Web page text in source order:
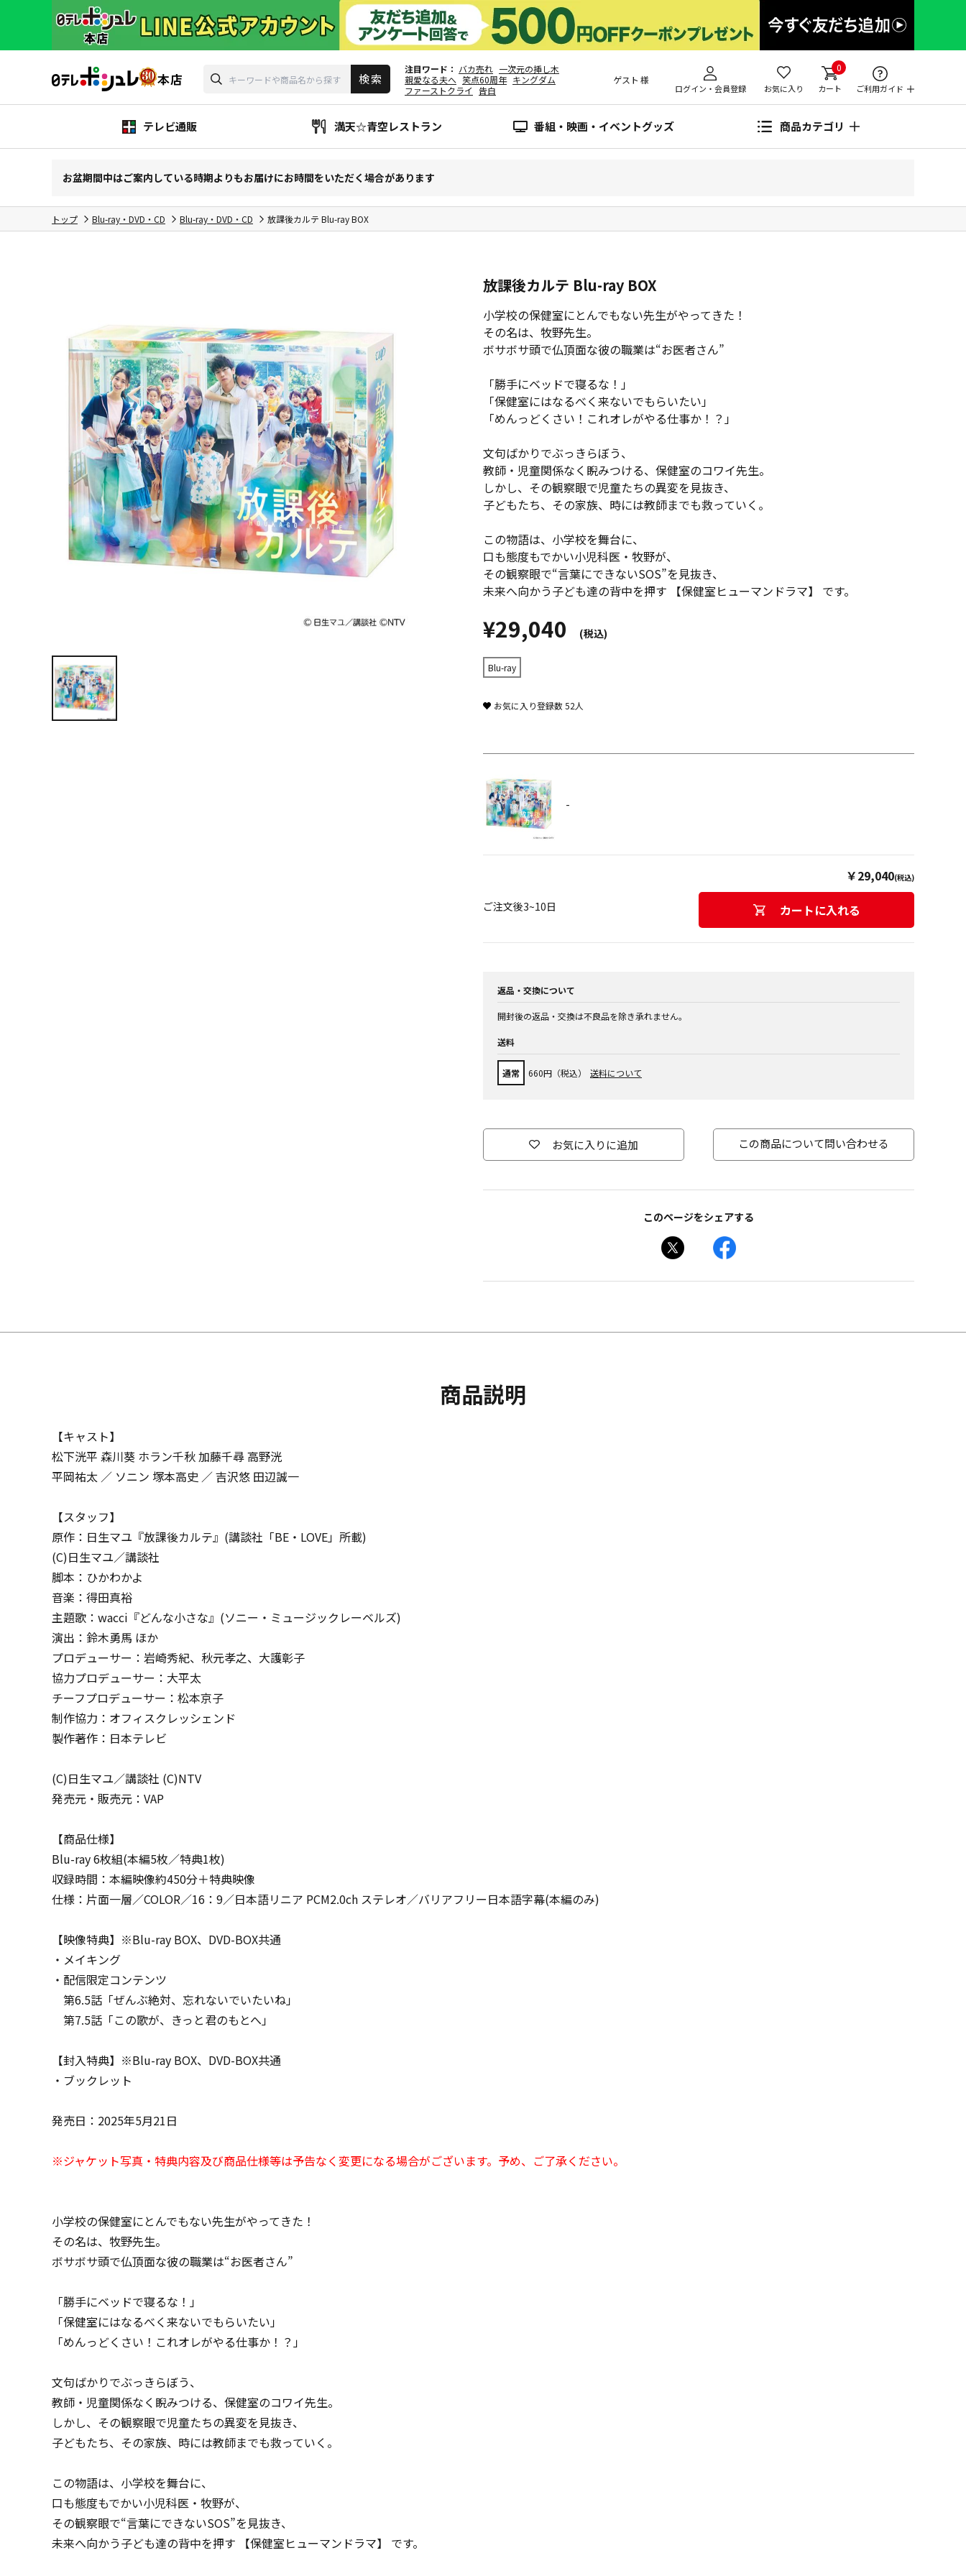
注目ワード バカ売れ 一次元の挿し木
親愛なる夫へ 笑点60周年 キングダム
ファーストクライ
告白
ゲスト 様
ログイン・会員登録 お気に入り
0
カート ご利用ガイド
テレビ通販 満天☆青空レストラン 番組・映画・イベントグッズ 商品カテゴリ
お盆期間中はご案内している時期よりもお届けにお時間をいただく場合があります
トップ Blu-ray・DVD・CD Blu-ray・DVD・CD 放課後カルテ Blu-ray BOX
放課後カルテ Blu-ray BOX
小学校の保健室にとんでもない先生がやってきた！
その名は、牧野先生。
ボサボサ頭で仏頂面な彼の職業は“お医者さん”
「勝手にベッドで寝るな！」
「保健室にはなるべく来ないでもらいたい」
「めんっどくさい！これオレがやる仕事か！？」
文句ばかりでぶっきらぼう、
教師・児童関係なく睨みつける、保健室のコワイ先生。
しかし、その観察眼で児童たちの異変を見抜き、
子どもたち、その家族、時には教師までも救っていく―――。
この物語は、小学校を舞台に、
口も態度もでかい小児科医・牧野が、
その観察眼で“言葉にできないSOS”を見抜き、
未来へ向かう子ども達の背中を押す 【保健室ヒューマンドラマ】 です。
¥29,040 (税込)
Blu-ray
お気に入り登録数52人
-
￥29,040(税込)
ご注文後3~10日 カートに入れる
返品・交換について
開封後の返品・交換は不良品を除き承れません。
送料
通常 660円（税込） 送料について
お気に入りに追加 この商品について問い合わせる
このページをシェアする
商品説明
【キャスト】
松下洸平 森川葵 ホラン千秋 加藤千尋 高野洸
平岡祐太 ／ ソニン 塚本高史 ／ 吉沢悠 田辺誠一
【スタッフ】
原作：日生マユ『放課後カルテ』(講談社「BE・LOVE」所載)
(C)日生マユ／講談社
脚本：ひかわかよ
音楽：得田真裕
主題歌：wacci『どんな小さな』(ソニー・ミュージックレーベルズ)
演出：鈴木勇馬 ほか
プロデューサー：岩崎秀紀、秋元孝之、大護彰子
協力プロデューサー：大平太
チーフプロデューサー：松本京子
制作協力：オフィスクレッシェンド
製作著作：日本テレビ
(C)日生マユ／講談社 (C)NTV
発売元・販売元：VAP
【商品仕様】
Blu-ray 6枚組(本編5枚／特典1枚)
収録時間：本編映像約450分＋特典映像
仕様：片面一層／COLOR／16：9／日本語リニア PCM2.0ch ステレオ／バリアフリー日本語字幕(本編のみ)
【映像特典】※Blu-ray BOX、DVD-BOX共通
・メイキング
・配信限定コンテンツ
第6.5話「ぜんぶ絶対、忘れないでいたいね」
第7.5話「この歌が、きっと君のもとへ」
【封入特典】※Blu-ray BOX、DVD-BOX共通
・ブックレット
発売日：2025年5月21日
※ジャケット写真・特典内容及び商品仕様等は予告なく変更になる場合がございます。予め、ご了承ください。
小学校の保健室にとんでもない先生がやってきた！
その名は、牧野先生。
ボサボサ頭で仏頂面な彼の職業は“お医者さん”
「勝手にベッドで寝るな！」
「保健室にはなるべく来ないでもらいたい」
「めんっどくさい！これオレがやる仕事か！？」
文句ばかりでぶっきらぼう、
教師・児童関係なく睨みつける、保健室のコワイ先生。
しかし、その観察眼で児童たちの異変を見抜き、
子どもたち、その家族、時には教師までも救っていく―――。
この物語は、小学校を舞台に、
口も態度もでかい小児科医・牧野が、
その観察眼で“言葉にできないSOS”を見抜き、
未来へ向かう子ども達の背中を押す 【保健室ヒューマンドラマ】 です。